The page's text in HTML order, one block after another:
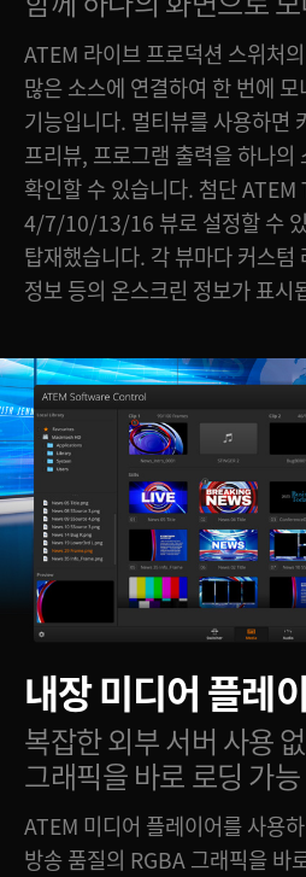
ATEM 라이브 프로덕션 스위처
많은 소스에 연결하여 한 번에
기능입니다. 멀티뷰를 사용하면
프리뷰, 프로그램 출력을 하나의
확인할 수 있습니다. 첨단
4/7/10/13/16 뷰로 설정할 수
탑재했습니다. 각 뷰마다 커스텀
정보 등의 온스크린 정보가 표시
내장 미디어 플레
복잡한 외부 서버 사용
그래픽을 바로 로딩 가능
ATEM 미디어 플레이어를 사용
방송 품질의 RGBA 그래픽을 바